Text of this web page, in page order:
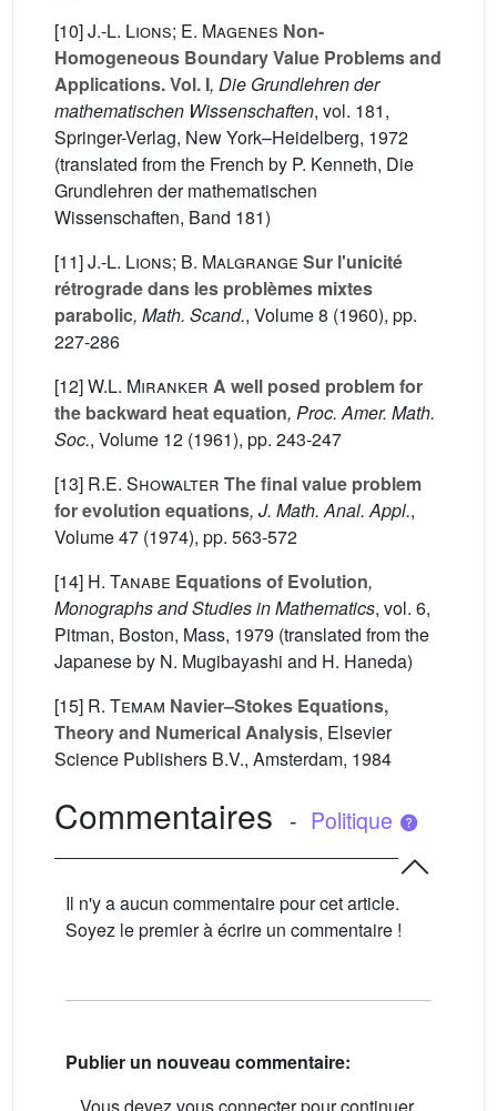
[10]J.-L. Lions; E. Magenes Non-
Homogeneous Boundary Value Problems and
Applications. Vol. I, Die Grundlehren der
mathematischen Wissenschaften, vol. 181,
Springer-Verlag, New York–Heidelberg, 1972
(translated from the French by P. Kenneth, Die
Grundlehren der mathematischen
Wissenschaften, Band 181)
[11]J.-L. Lions; B. Malgrange Sur l'unicité
rétrograde dans les problèmes mixtes
parabolic, Math. Scand., Volume 8 (1960), pp.
227-286
[12]W.L. Miranker A well posed problem for
the backward heat equation, Proc. Amer. Math.
Soc., Volume 12 (1961), pp. 243-247
[13] R.E. Showalter The final value problem
for evolution equations, J. Math. Anal. Appl.,
Volume 47 (1974), pp. 563-572
[14] H. Tanabe Equations of Evolution,
Monographs and Studies in Mathematics, vol. 6,
Pitman, Boston, Mass, 1979 (translated from the
Japanese by N. Mugibayashi and H. Haneda)
[15] R. Temam Navier–Stokes Equations,
Theory and Numerical Analysis, Elsevier
Science Publishers B.V., Amsterdam, 1984
Commentaires - Politique
Il n'y a aucun commentaire pour cet article.
Soyez le premier à écrire un commentaire !
Publier un nouveau commentaire: